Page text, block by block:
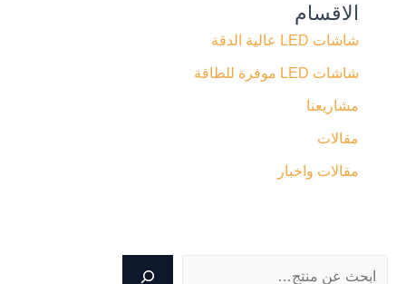
الاقسام
شاشات LED عالية الدقة
شاشات LED موفرة للطاقة
مشاريعنا
مقالات
مقالات واخبار